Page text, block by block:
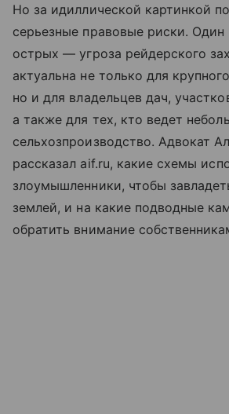
Но за идиллической картинкой
серьезные правовые риски.
острых — угроза рейдерского
актуальна не только для
но и для владельцев дач,
а также для тех, кто ведет
сельхозпроизводство. Адвокат
рассказал aif.ru, какие схемы
злоумышленники, чтобы
землей, и на какие подводные
обратить внимание